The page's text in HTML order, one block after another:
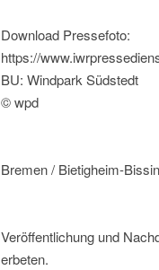
Download Pressefoto:
https://
BU: Windpark Südstedt
© wpd
Bremen / Bietigheim-
Veröffentlichung und
erbeten.